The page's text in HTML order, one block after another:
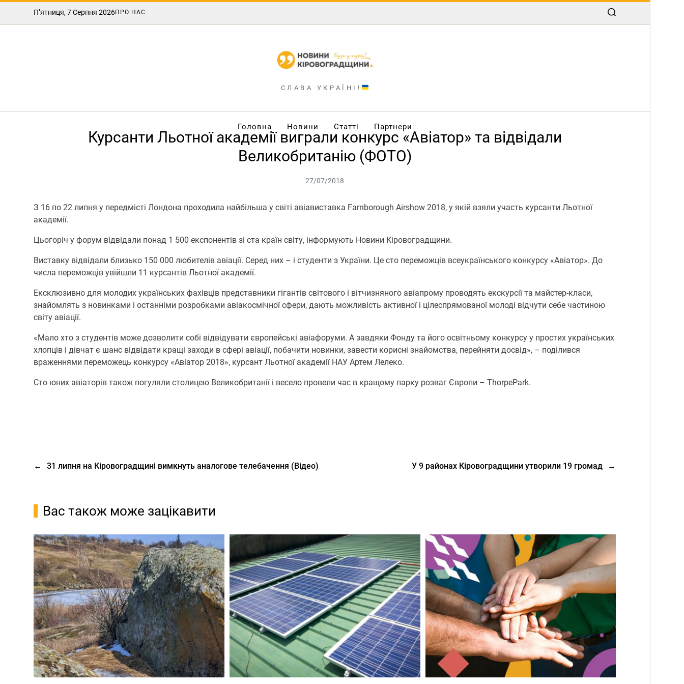
П’ятниця, 7 Серпня 2026ПРО НАС
СЛАВА УКРАЇНІ!
Головна Новини Статті Партнери
Курсанти Льотної академії виграли конкурс «Авіатор» та відвідали
Великобританію (ФОТО)
27/07/2018
З 16 по 22 липня у передмісті Лондона проходила найбільша у світі авіавиставка Farnborough Airshow 2018, у якій взяли участь курсанти Льотної
академії.
Цьогоріч у форум відвідали понад 1 500 експонентів зі ста країн світу, інформують Новини Кіровоградщини.
Виставку відвідали близько 150 000 любителів авіації. Серед них – і студенти з України. Це сто переможців всеукраїнського конкурсу «Авіатор». До
числа переможців увійшли 11 курсантів Льотної академії.
Ексклюзивно для молодих українських фахівців представники гігантів світового і вітчизняного авіапрому проводять екскурсії та майстер-класи,
знайомлять з новинками і останніми розробками авіакосмічної сфери, дають можливість активної і цілеспрямованої молоді відчути себе частиною
світу авіації.
«Мало хто з студентів може дозволити собі відвідувати європейські авіафоруми. А завдяки Фонду та його освітньому конкурсу у простих українських
хлопців і дівчат є шанс відвідати кращі заходи в сфері авіації, побачити новинки, завести корисні знайомства, перейняти досвід», – поділився
враженнями переможець конкурсу «Авіатор 2018», курсант Льотної академії НАУ Артем Лелеко.
Сто юних авіаторів також погуляли столицею Великобританії і весело провели час в кращому парку розваг Європи – ThorpePark.
← 31 липня на Кіровоградщині вимкнуть аналогове телебачення (Відео) →
У 9 районах Кіровоградщини утворили 19 громад
Вас також може зацікавити